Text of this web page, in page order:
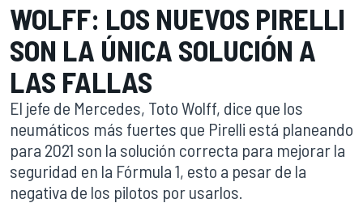
WOLFF: LOS NUEVOS PIRELLI
SON LA ÚNICA SOLUCIÓN A
LAS FALLAS
El jefe de Mercedes, Toto Wolff, dice que los
neumáticos más fuertes que Pirelli está planeando
para 2021 son la solución correcta para mejorar la
seguridad en la Fórmula 1, esto a pesar de la
negativa de los pilotos por usarlos.